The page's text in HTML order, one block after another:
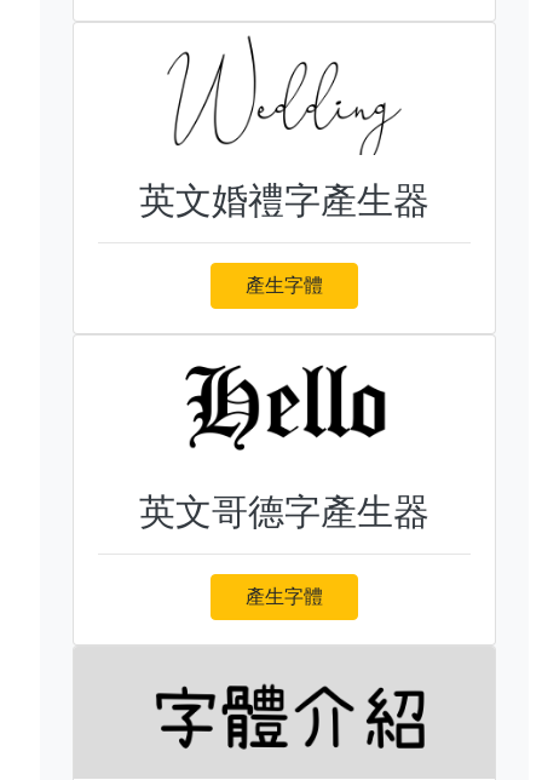
英文婚禮字產生器
產生字體
英文哥德字產生器
產生字體